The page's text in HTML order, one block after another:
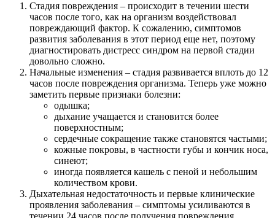
Стадия повреждения – происходит в течении шести
часов после того, как на организм воздействовал
повреждающий фактор. К сожалению, симптомов
развития заболевания в этот период еще нет, поэтому
диагностировать дистресс синдром на первой стадии
довольно сложно.
Начальные изменения – стадия развивается вплоть до 12
часов после повреждения организма. Теперь уже можно
заметить первые признаки болезни:
одышка;
дыхание учащается и становится более
поверхностным;
сердечные сокращение также становятся частыми;
кожные покровы, в частности губы и кончик носа,
синеют;
иногда появляется кашель с пеной и небольшим
количеством крови.
Дыхательная недостаточность и первые клинические
проявления заболевания – симптомы усиливаются в